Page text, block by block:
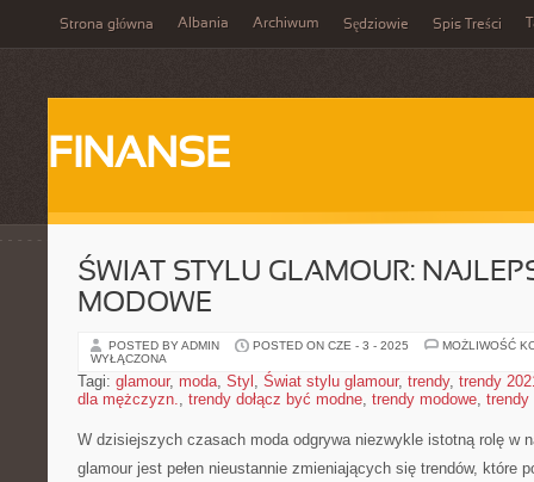
Strona główna Albania Archiwum Sędziowie Spis Treści
FINANSE
ŚWIAT STYLU GLAMOUR:
MODOWE
POSTED BY ADMIN POSTED ON CZE - 3 - 2025
MOŻLIWOŚĆ
WYŁĄCZONA
Tagi: glamour, moda, Styl , Świat stylu glamour, trendy, trendy
dla mężczyzn., trendy dołącz być modne, trendy modowe, trendy
W dzisiejszych ​czasach moda odgrywa niezwykle istotną rolę ⁤w
glamour jest pełen nieustannie zmieniających się trendów,‍ które